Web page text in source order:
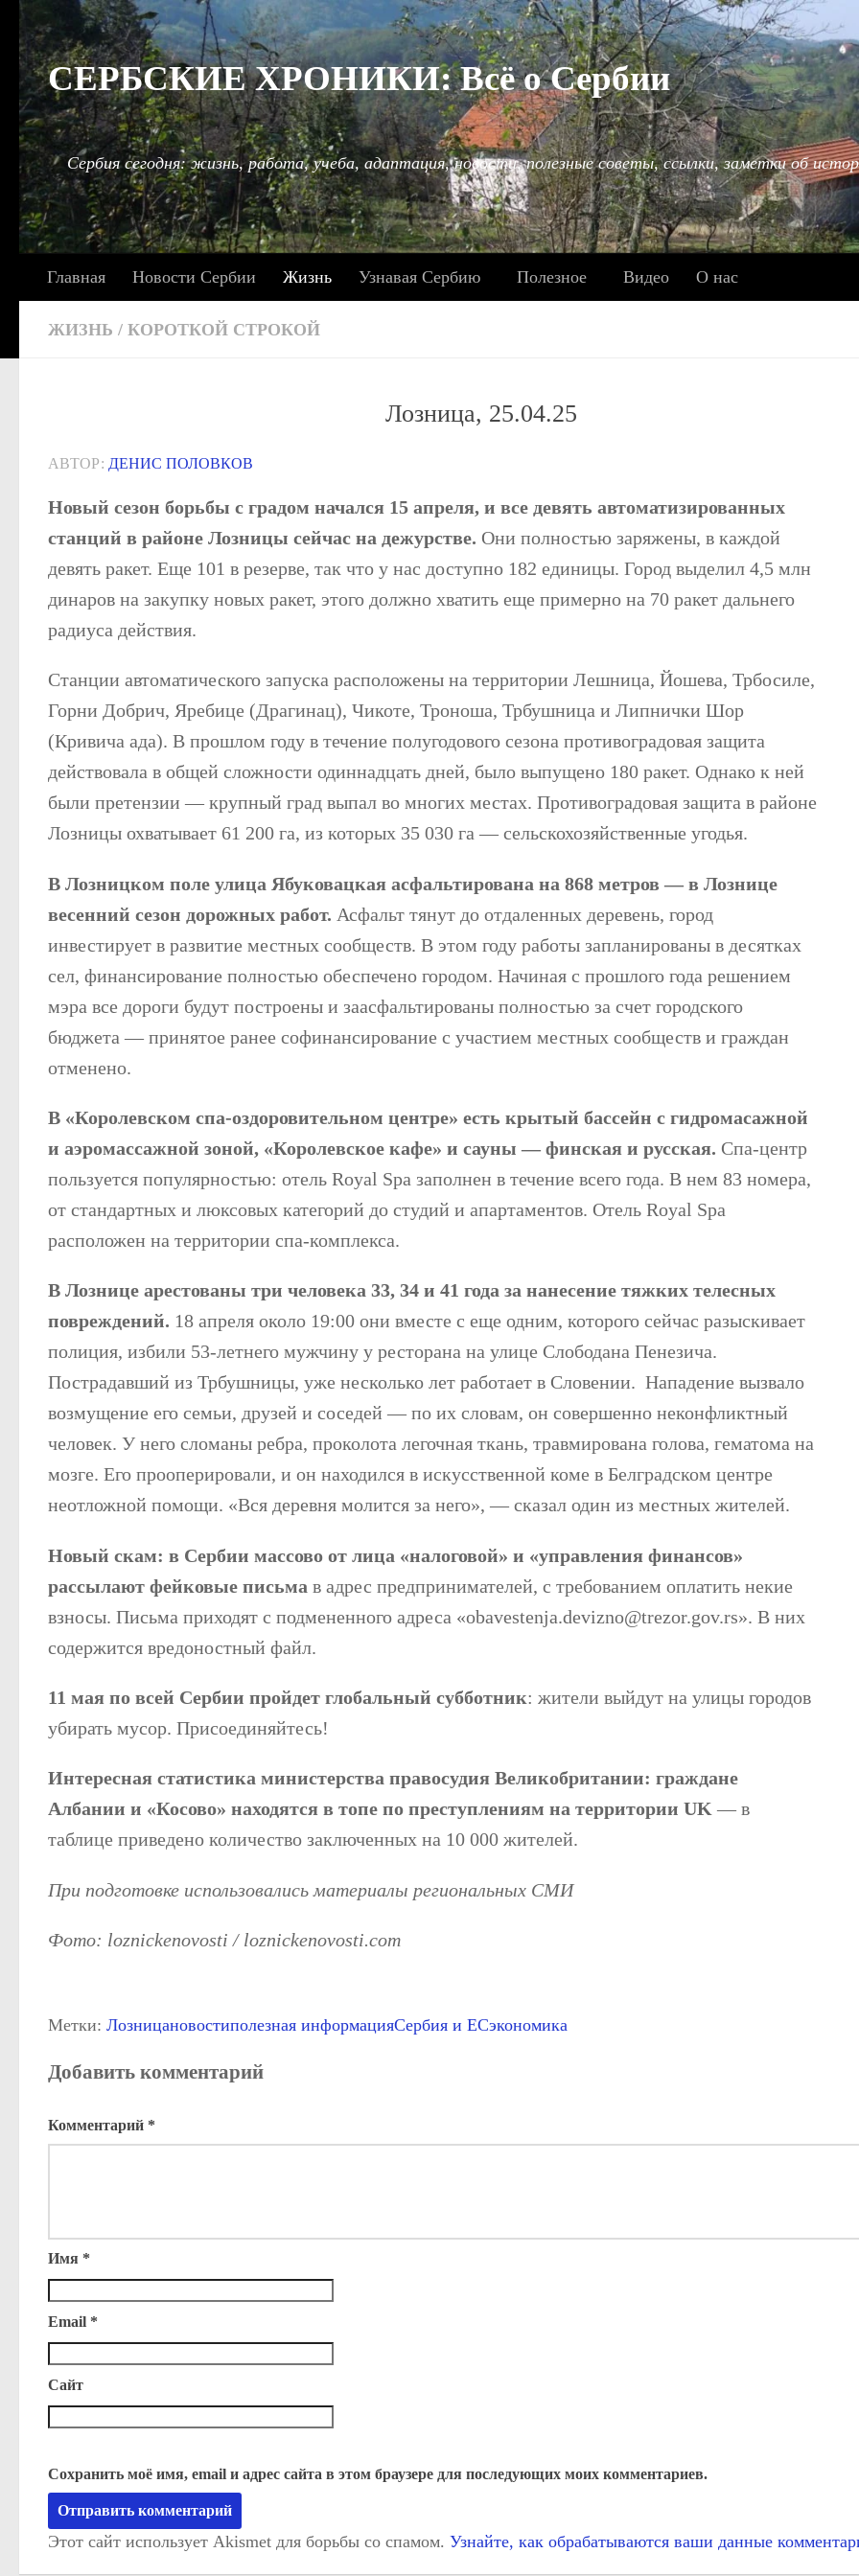
Под записью
СЕРБСКИЕ ХРОНИКИ: Всё о Сербии
Сербия сегодня: жизнь, работа, учеба, адаптация, новости, полезные советы, ссылки, заметки об
Главная Новости Сербии Жизнь Узнавая Сербию Полезное Видео О нас
ЖИЗНЬ / КОРОТКОЙ СТРОКОЙ
Лозница, 25.04.25
АВТОР: ДЕНИС ПОЛОВКОВ
Новый сезон борьбы с градом начался 15 апреля, и все девять автоматизированных
станций в районе Лозницы сейчас на дежурстве. Они полностью заряжены, в каждой
девять ракет. Еще 101 в резерве, так что у нас доступно 182 единицы. Город выделил 4,5 млн
динаров на закупку новых ракет, этого должно хватить еще примерно на 70 ракет дальнего
радиуса действия.
Станции автоматического запуска расположены на территории Лешница, Йошева, Трбосиле,
Горни Добрич, Яребице (Драгинац), Чикоте, Троноша, Трбушница и Липнички Шор
(Кривича ада). В прошлом году в течение полугодового сезона противоградовая защита
действовала в общей сложности одиннадцать дней, было выпущено 180 ракет. Однако к ней
были претензии — крупный град выпал во многих местах. Противоградовая защита в районе
Лозницы охватывает 61 200 га, из которых 35 030 га — сельскохозяйственные угодья.
В Лозницком поле улица Ябуковацкая асфальтирована на 868 метров — в Лознице
весенний сезон дорожных работ. Асфальт тянут до отдаленных деревень, город
инвестирует в развитие местных сообществ. В этом году работы запланированы в десятках
сел, финансирование полностью обеспечено городом. Начиная с прошлого года решением
мэра все дороги будут построены и заасфальтированы полностью за счет городского
бюджета — принятое ранее софинансирование с участием местных сообществ и граждан
отменено.
В «Королевском спа-оздоровительном центре» есть крытый бассейн с гидромасажной
и аэромассажной зоной, «Королевское кафе» и сауны — финская и русская. Спа-центр
пользуется популярностью: отель Royal Spa заполнен в течение всего года. В нем 83 номера,
от стандартных и люксовых категорий до студий и апартаментов. Отель Royal Spa
расположен на территории спа-комплекса.
В Лознице арестованы три человека 33, 34 и 41 года за нанесение тяжких телесных
повреждений. 18 апреля около 19:00 они вместе с еще одним, которого сейчас разыскивает
полиция, избили 53-летнего мужчину у ресторана на улице Слободана Пенезича.
Пострадавший из Трбушницы, уже несколько лет работает в Словении. Нападение вызвало
возмущение его семьи, друзей и соседей — по их словам, он совершенно неконфликтный
человек. У него сломаны ребра, проколота легочная ткань, травмирована голова, гематома на
мозге. Его прооперировали, и он находился в искусственной коме в Белградском центре
неотложной помощи. «Вся деревня молится за него», — сказал один из местных жителей.
Новый скам: в Сербии массово от лица «налоговой» и «управления финансов»
рассылают фейковые письма в адрес предпринимателей, с требованием оплатить некие
взносы. Письма приходят с подмененного адреса «obavestenja.devizno@trezor.gov.rs». В них
содержится вредоностный файл.
11 мая по всей Сербии пройдет глобальный субботник: жители выйдут на улицы городов
убирать мусор. Присоединяйтесь!
Интересная статистика министерства правосудия Великобритании: граждане
Албании и «Косово» находятся в топе по преступлениям на территории UK — в
таблице приведено количество заключенных на 10 000 жителей.
При подготовке использовались материалы региональных СМИ
Фото: loznickenovosti / loznickenovosti.com
Метки: Лозницановостиполезная информацияСербия и ЕСэкономика
Добавить комментарий
Комментарий *
Имя *
Email *
Сайт
Сохранить моё имя, email и адрес сайта в этом браузере для последующих моих комментариев.
Этот сайт использует Akismet для борьбы со спамом. Узнайте, как обрабатываются ваши данные